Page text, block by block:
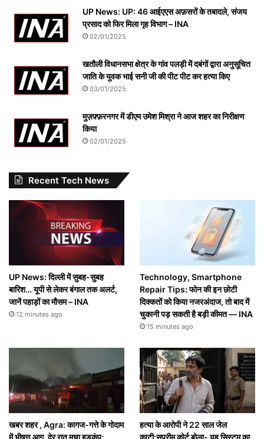
UP News: UP: 46 आईएएस अफ़सरों के तबादले, संजय
प्रसाद को फिर मिला गृह विभाग – INA
02/01/2025
खतौली विधानसभा क्षेत्र के गांव पलड़ी में दबंगों द्वारा अनुसूचित
जाति के युवक भाई सनी जी की पीट पीट कर हत्या किए
03/01/2025
मुज़फ़्फ़रनगर में डीएम उमेश मिश्रा ने आज शहर का निरीक्षण
किया
02/01/2025
Recent Tech News
UP News: दिल्ली में सुबह-सुबह
बारिश… यूपी से लेकर बंगाल तक अलर्ट,
जानें पहाड़ों का मौसम – INA
12 minutes ago
Technology, Smartphone
Repair Tips: फोन की इन छोटी
दिक्कतों को किया नजरअंदाज, तो बाद में
चुकानी पड़ सकती है बड़ी कीमत — INA
15 minutes ago
खबर शहर , Agra: कागज-गत्ते के गोदाम
हत्या के आरोपी ने 22 साल जेल